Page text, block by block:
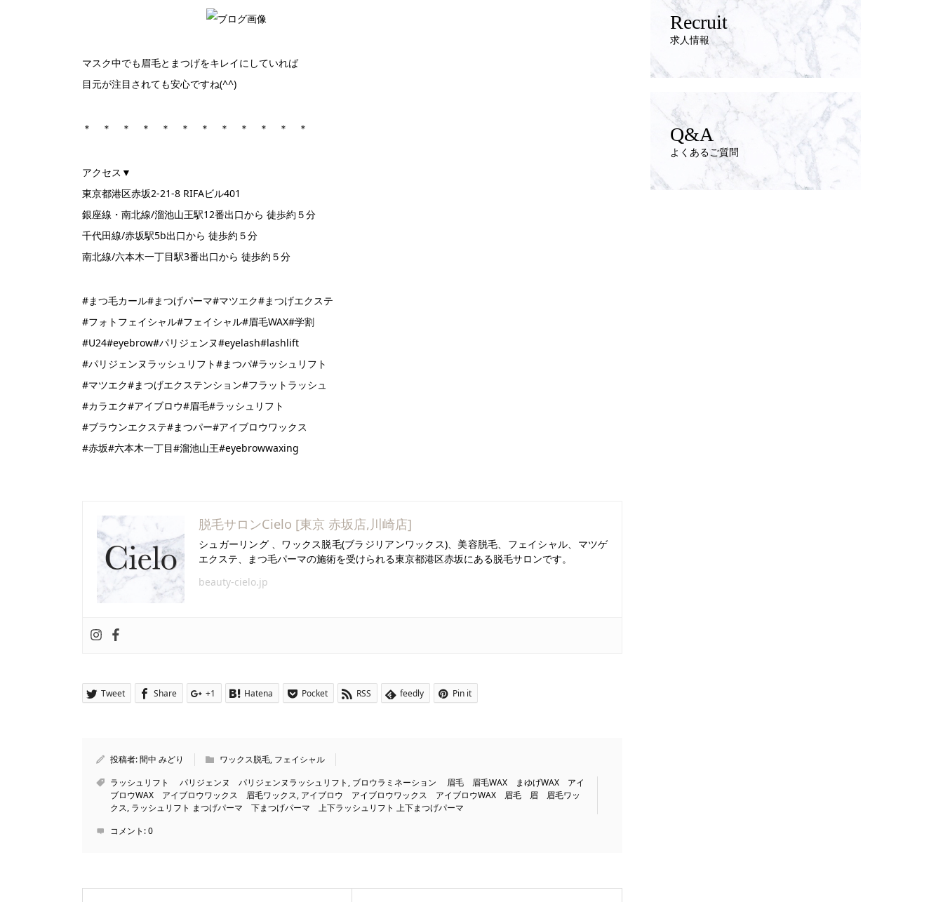
マスク中でも眉毛とまつげをキレイにしていれば
目元が注目されても安心ですね(^^)
＊ ＊ ＊ ＊ ＊ ＊ ＊ ＊ ＊ ＊ ＊ ＊
アクセス▼
東京都港区赤坂2-21-8 RIFAビル401
銀座線・南北線/溜池山王駅12番出口から 徒歩約５分
千代田線/赤坂駅5b出口から 徒歩約５分
南北線/六本木一丁目駅3番出口から 徒歩約５分
#まつ毛カール#まつげパーマ#マツエク#まつげエクステ
#フォトフェイシャル#フェイシャル#眉毛WAX#学割
#U24#eyebrow#パリジェンヌ#eyelash#lashlift
#パリジェンヌラッシュリフト#まつパ#ラッシュリフト
#マツエク#まつげエクステンション#フラットラッシュ
#カラエク#アイブロウ#眉毛#ラッシュリフト
#ブラウンエクステ#まつパー#アイブロウワックス
#赤坂#六本木一丁目#溜池山王#eyebrowwaxing
脱毛サロンCielo [東京 赤坂店,川崎店]
シュガーリング 、ワックス脱毛(ブラジリアンワックス)、美容脱毛、フェイシャル、マツゲ
エクステ、まつ毛パーマの施術を受けられる東京都港区赤坂にある脱毛サロンです。
beauty-cielo.jp
Tweet Share +1 Hatena Pocket RSS feedly Pin it
投稿者:間中 みどり ワックス脱毛, フェイシャル
ラッシュリフト パリジェンヌ パリジェンヌラッシュリフト , ブロウラミネーション 眉毛 眉毛WAX まゆげWAX アイ
ブロウWAX アイブロウワックス 眉毛ワックス, アイブロウ アイブロウワックス アイブロウWAX 眉毛 眉 眉毛ワッ
クス, ラッシュリフト まつげパーマ 下まつげパーマ 上下ラッシュリフト 上下まつげパーマ
コメント:0
Recruit
求人情報
Q&A
よくあるご質問